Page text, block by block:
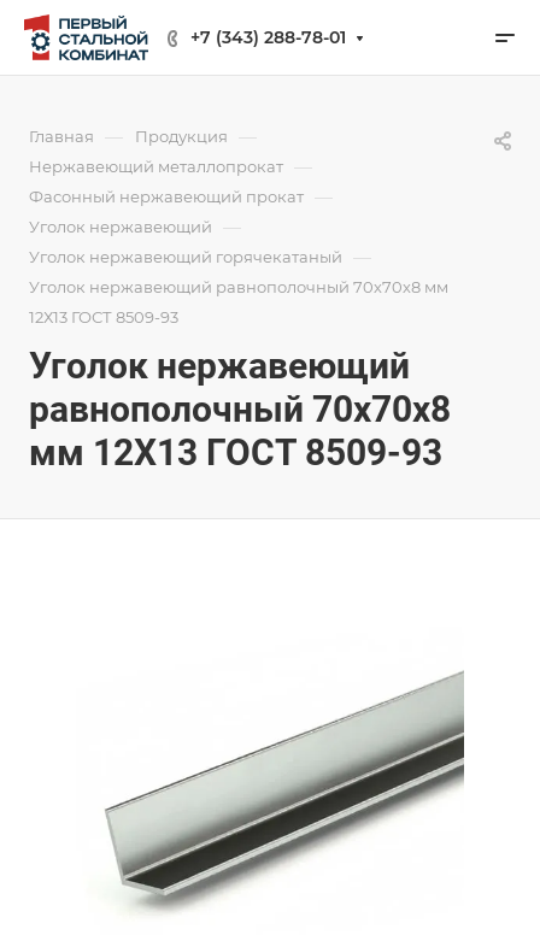
+7 (343) 288-78-01
Главная — Продукция —
Нержавеющий металлопрокат —
Фасонный нержавеющий прокат —
Уголок нержавеющий —
Уголок нержавеющий горячекатаный —
Уголок нержавеющий равнополочный 70х70х8 мм
12Х13 ГОСТ 8509-93
Уголок нержавеющий
равнополочный 70х70х8
мм 12Х13 ГОСТ 8509-93